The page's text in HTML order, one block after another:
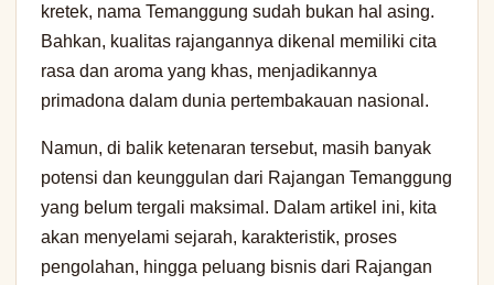
kretek, nama Temanggung sudah bukan hal asing.
Bahkan, kualitas rajangannya dikenal memiliki cita
rasa dan aroma yang khas, menjadikannya
primadona dalam dunia pertembakauan nasional.
Namun, di balik ketenaran tersebut, masih banyak
potensi dan keunggulan dari Rajangan Temanggung
yang belum tergali maksimal. Dalam artikel ini, kita
akan menyelami sejarah, karakteristik, proses
pengolahan, hingga peluang bisnis dari Rajangan